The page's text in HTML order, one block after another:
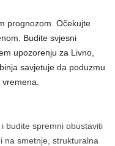
prognozom. Očekujte
Budite svjesni
upozorenju za Livno,
savjetuje da poduzmu
budite spremni obustaviti
na smetnje, strukturalna